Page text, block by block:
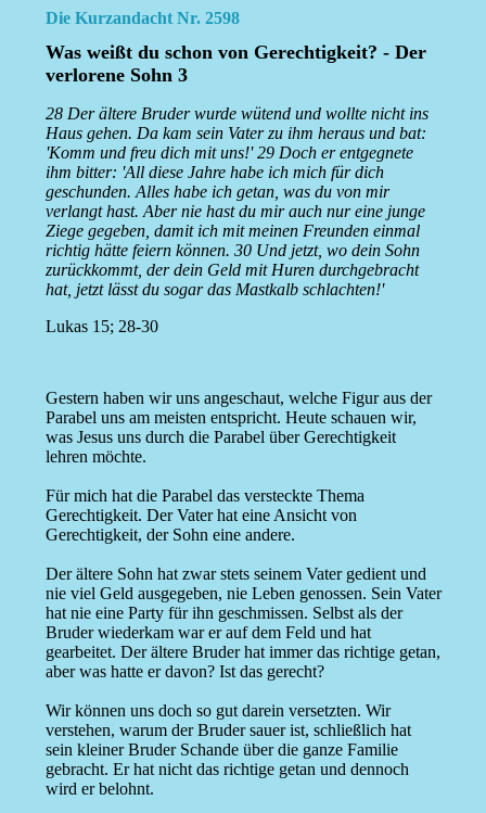
Die Kurzandacht Nr. 2598
Was weißt du schon von Gerechtigkeit? - Der
verlorene Sohn 3
28 Der ältere Bruder wurde wütend und wollte nicht ins
Haus gehen. Da kam sein Vater zu ihm heraus und bat:
'Komm und freu dich mit uns!' 29 Doch er entgegnete
ihm bitter: 'All diese Jahre habe ich mich für dich
geschunden. Alles habe ich getan, was du von mir
verlangt hast. Aber nie hast du mir auch nur eine junge
Ziege gegeben, damit ich mit meinen Freunden einmal
richtig hätte feiern können. 30 Und jetzt, wo dein Sohn
zurückkommt, der dein Geld mit Huren durchgebracht
hat, jetzt lässt du sogar das Mastkalb schlachten!'
Lukas 15; 28-30
Gestern haben wir uns angeschaut, welche Figur aus der
Parabel uns am meisten entspricht. Heute schauen wir,
was Jesus uns durch die Parabel über Gerechtigkeit
lehren möchte.
Für mich hat die Parabel das versteckte Thema
Gerechtigkeit. Der Vater hat eine Ansicht von
Gerechtigkeit, der Sohn eine andere.
Der ältere Sohn hat zwar stets seinem Vater gedient und
nie viel Geld ausgegeben, nie Leben genossen. Sein Vater
hat nie eine Party für ihn geschmissen. Selbst als der
Bruder wiederkam war er auf dem Feld und hat
gearbeitet. Der ältere Bruder hat immer das richtige getan,
aber was hatte er davon? Ist das gerecht?
Wir können uns doch so gut darein versetzten. Wir
verstehen, warum der Bruder sauer ist, schließlich hat
sein kleiner Bruder Schande über die ganze Familie
gebracht. Er hat nicht das richtige getan und dennoch
wird er belohnt.